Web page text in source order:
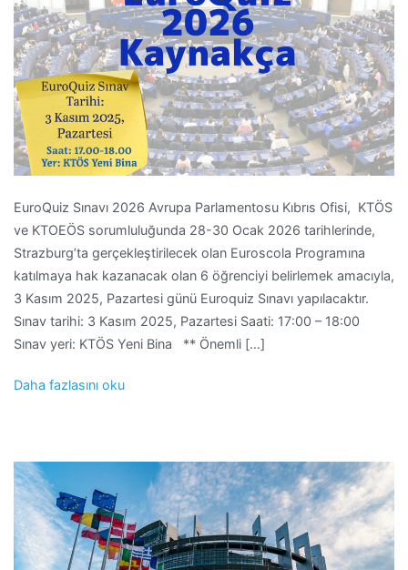
EuroQuiz Sınavı 2026 Avrupa Parlamentosu Kıbrıs Ofisi, KTÖS
ve KTOEÖS sorumluluğunda 28-30 Ocak 2026 tarihlerinde,
Strazburg’ta gerçekleştirilecek olan Euroscola Programına
katılmaya hak kazanacak olan 6 öğrenciyi belirlemek amacıyla,
3 Kasım 2025, Pazartesi günü Euroquiz Sınavı yapılacaktır.
Sınav tarihi: 3 Kasım 2025, Pazartesi Saati: 17:00 – 18:00
Sınav yeri: KTÖS Yeni Bina ** Önemli […]
Daha fazlasını oku